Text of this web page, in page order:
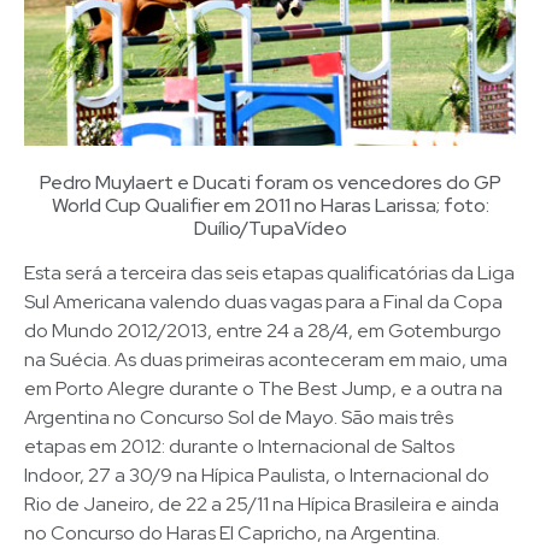
Pedro Muylaert e Ducati foram os vencedores do GP
World Cup Qualifier em 2011 no Haras Larissa; foto:
Duílio/TupaVídeo
Esta será a terceira das seis etapas qualificatórias da Liga
Sul Americana valendo duas vagas para a Final da Copa
do Mundo 2012/2013, entre 24 a 28/4, em Gotemburgo
na Suécia. As duas primeiras aconteceram em maio, uma
em Porto Alegre durante o The Best Jump, e a outra na
Argentina no Concurso Sol de Mayo. São mais três
etapas em 2012: durante o Internacional de Saltos
Indoor, 27 a 30/9 na Hípica Paulista, o Internacional do
Rio de Janeiro, de 22 a 25/11 na Hípica Brasileira e ainda
no Concurso do Haras El Capricho, na Argentina.